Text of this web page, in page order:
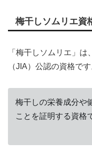
梅干しソムリエ資
「梅干しソムリエ」
（JIA）公認の資格です
梅干しの栄養成分や
ことを証明する資格